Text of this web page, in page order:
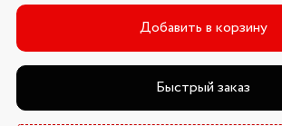
Добавить в корзину
Быстрый заказ